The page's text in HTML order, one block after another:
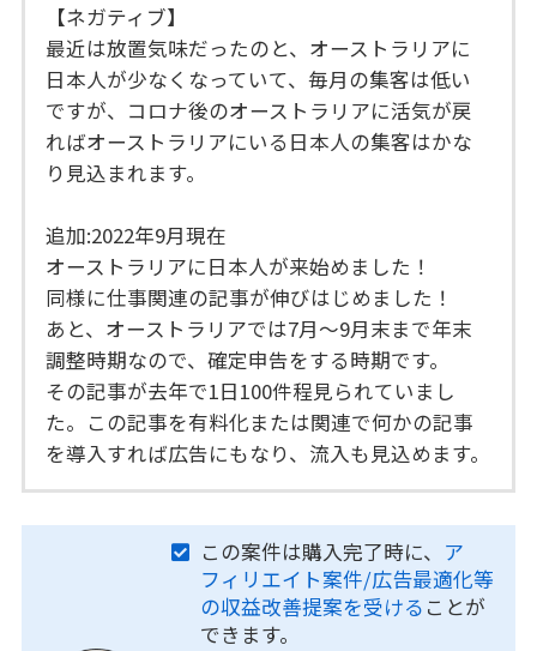
【ネガティブ】
最近は放置気味だったのと、オーストラリアに
日本人が少なくなっていて、毎月の集客は低い
ですが、コロナ後のオーストラリアに活気が戻
ればオーストラリアにいる日本人の集客はかな
り見込まれます。
追加:2022年9月現在
オーストラリアに日本人が来始めました！
同様に仕事関連の記事が伸びはじめました！
あと、オーストラリアでは7月〜9月末まで年末
調整時期なので、確定申告をする時期です。
その記事が去年で1日100件程見られていまし
た。この記事を有料化または関連で何かの記事
を導入すれば広告にもなり、流入も見込めます。
この案件は購入完了時に、 ア
フィリエイト案件/広告最適化等
の収益改善提案を受ける ことが
できます。